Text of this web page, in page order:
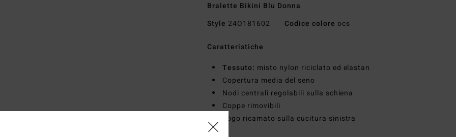
Bralette Bikini Blu Donna
Style 24O181602 Codice colore ocs
Caratteristiche
Tessuto: misto nylon riciclato ed elastan
Copertura media del seno
Nodi centrali regolabili sulla schiena
Coppe rimovibili
Logo ricamato sulla cucitura sinistra